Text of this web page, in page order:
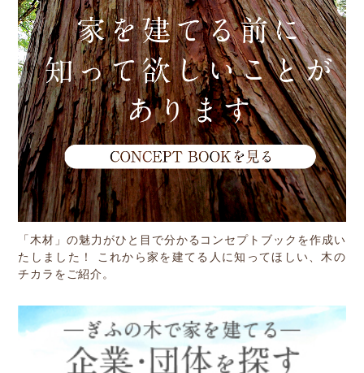
「木材」の魅力がひと目で分かるコンセプトブックを作成い
たしました！ これから家を建てる人に知ってほしい、木の
チカラをご紹介。